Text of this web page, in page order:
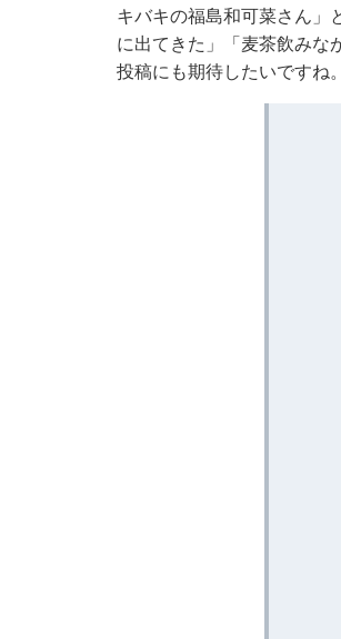
キバキの福島和可菜さん」
に出てきた」「麦茶飲みな
投稿にも期待したいですね。